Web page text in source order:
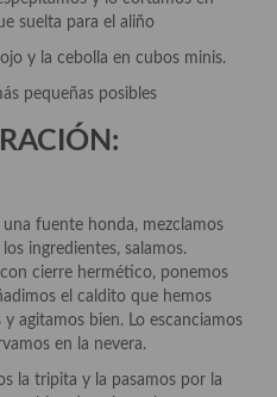
y cremas frías
suelta para el aliño
la cebolla en cubos minis.
pequeñas posibles
fuente honda, mezclamos
ingredientes, salamos.
cierre hermético, ponemos
el caldito que hemos
agitamos bien. Lo escanciamos
en la nevera.
la tripita y la pasamos por la